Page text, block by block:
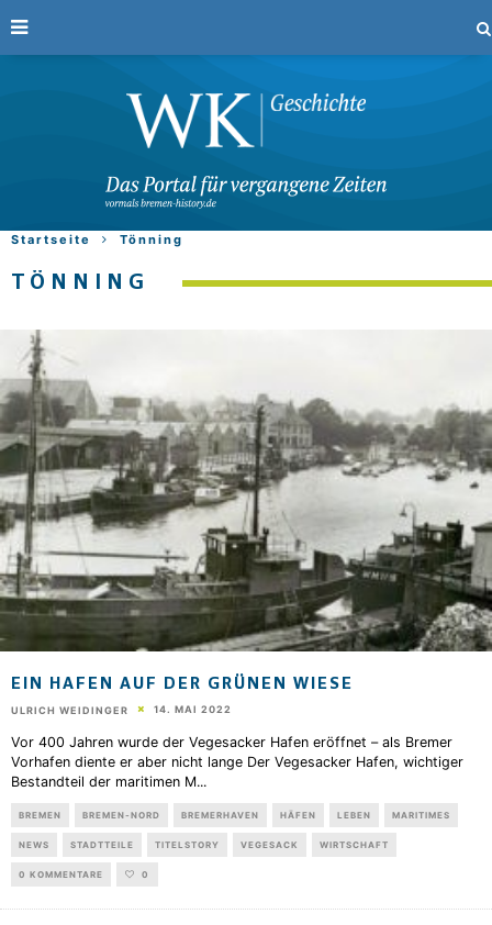
Startseite Tönning
TÖNNING
EIN HAFEN AUF DER GRÜNEN WIESE
ULRICH WEIDINGER 14. MAI 2022
Vor 400 Jahren wurde der Vegesacker Hafen eröffnet – als Bremer
Vorhafen diente er aber nicht lange Der Vegesacker Hafen, wichtiger
Bestandteil der maritimen M...
BREMEN BREMEN-NORD BREMERHAVEN HÄFEN LEBEN MARITIMES
NEWS STADTTEILE TITELSTORY VEGESACK WIRTSCHAFT
0 KOMMENTARE 0